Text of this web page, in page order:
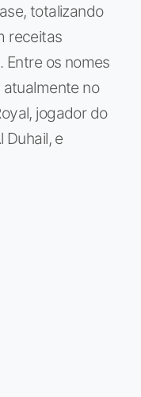
totalizando
receitas
os nomes
no
jogador do
Duhail, e